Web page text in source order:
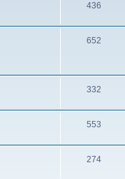
436
652
332
553
274